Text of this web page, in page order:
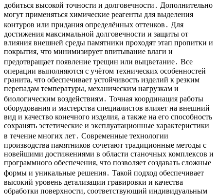
добиться высокой точности и долговечности․ Дополнительно
могут применяться химические реагенты для выделения
контуров или придания определённых оттенков․ Для
достижения максимальной долговечности и защиты от
влияния внешней среды памятники проходят этап пропитки и
покрытия, что минимизирует впитывание влаги и
предотвращает появление трещин или выцветание․ Все
операции выполняются с учётом технических особенностей
гранита, что обеспечивает устойчивость изделий к резким
перепадам температуры, механическим нагрузкам и
биологическим воздействиям․ Точная координация работы
оборудования и мастерства специалистов влияет на внешний
вид и качество конечного изделия, а также на его способность
сохранять эстетические и эксплуатационные характеристики
в течение многих лет․ Современные технологии
производства памятников сочетают традиционные методы с
новейшими достижениями в области станочных комплексов и
программного обеспечения, что позволяет создавать сложные
формы и уникальные решения․ Такой подход обеспечивает
высокий уровень детализации гравировки и качества
обработки поверхности, соответствующий индивидуальным